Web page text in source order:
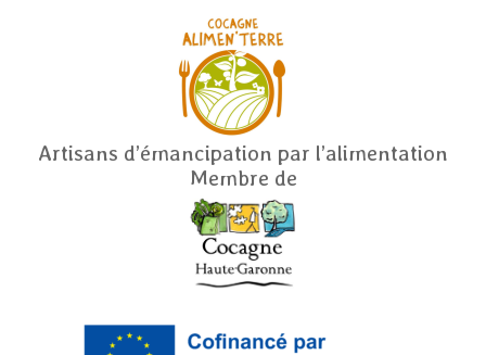
Artisans d’émancipation par l’alimentation
Membre de